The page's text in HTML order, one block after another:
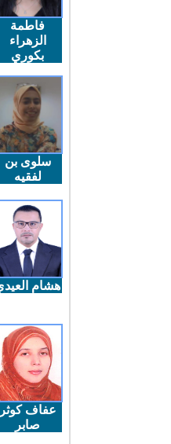
فاطمة
الزهراء
بكوري
سلوى بن
لفقيه
هشام العيدي
عفاف كوثر
صابر